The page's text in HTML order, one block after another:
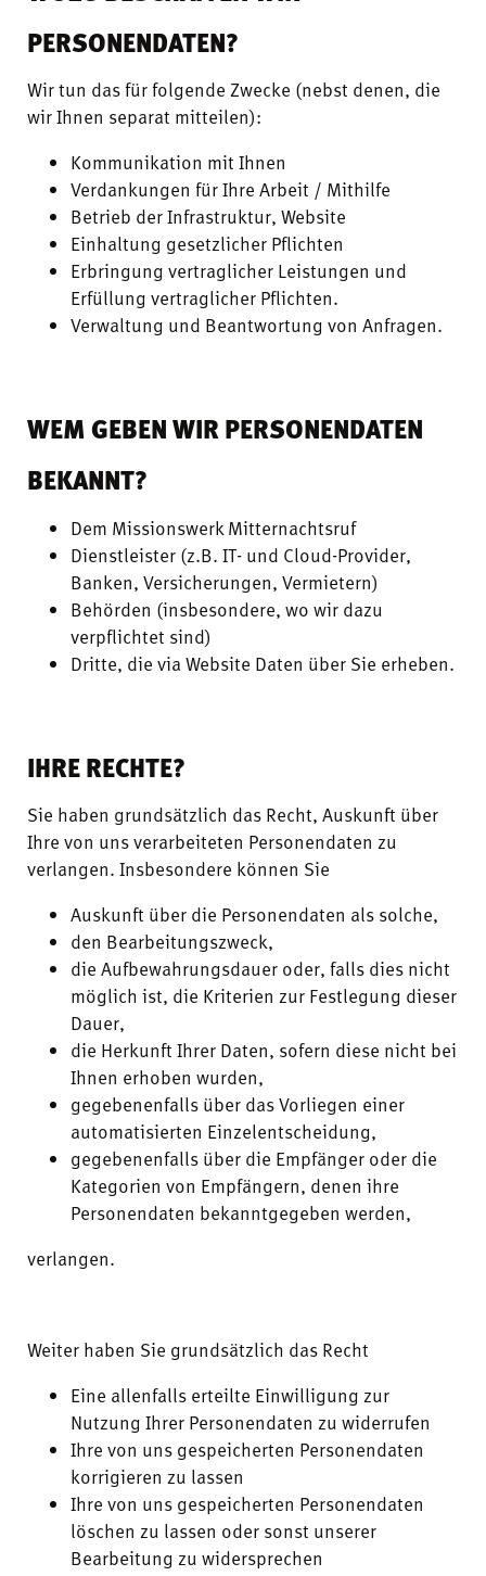
PERSONENDATEN?
Wir tun das für folgende Zwecke (nebst denen, die
wir Ihnen separat mitteilen):
Kommunikation mit Ihnen
Verdankungen für Ihre Arbeit / Mithilfe
Betrieb der Infrastruktur, Website
Einhaltung gesetzlicher Pflichten
Erbringung vertraglicher Leistungen und
Erfüllung vertraglicher Pflichten.
Verwaltung und Beantwortung von Anfragen.
WEM GEBEN WIR PERSONENDATEN
BEKANNT?
Dem Missionswerk Mitternachtsruf
Dienstleister (z.B. IT- und Cloud-Provider,
Banken, Versicherungen, Vermietern)
Behörden (insbesondere, wo wir dazu
verpflichtet sind)
Dritte, die via Website Daten über Sie erheben.
IHRE RECHTE?
Sie haben grundsätzlich das Recht, Auskunft über
Ihre von uns verarbeiteten Personendaten zu
verlangen. Insbesondere können Sie
Auskunft über die Personendaten als solche,
den Bearbeitungszweck,
die Aufbewahrungsdauer oder, falls dies nicht
möglich ist, die Kriterien zur Festlegung dieser
Dauer,
die Herkunft Ihrer Daten, sofern diese nicht bei
Ihnen erhoben wurden,
gegebenenfalls über das Vorliegen einer
automatisierten Einzelentscheidung,
gegebenenfalls über die Empfänger oder die
Kategorien von Empfängern, denen ihre
Personendaten bekanntgegeben werden,
verlangen.
Weiter haben Sie grundsätzlich das Recht
Eine allenfalls erteilte Einwilligung zur
Nutzung Ihrer Personendaten zu widerrufen
Ihre von uns gespeicherten Personendaten
korrigieren zu lassen
Ihre von uns gespeicherten Personendaten
löschen zu lassen oder sonst unserer
Bearbeitung zu widersprechen